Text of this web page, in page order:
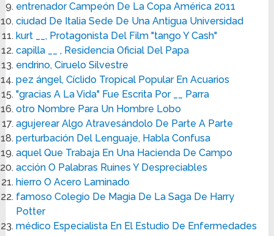
entrenador Campeón De La Copa América 2011
ciudad De Italia Sede De Una Antigua Universidad
kurt __, Protagonista Del Film "tango Y Cash"
capilla __ , Residencia Oficial Del Papa
endrino, Ciruelo Silvestre
pez ángel, Cíclido Tropical Popular En Acuarios
"gracias A La Vida" Fue Escrita Por __ Parra
otro Nombre Para Un Hombre Lobo
agujerear Algo Atravesándolo De Parte A Parte
perturbación Del Lenguaje, Habla Confusa
aquel Que Trabaja En Una Hacienda De Campo
acción O Palabras Ruines Y Despreciables
hierro O Acero Laminado
famoso Colegio De Magia De La Saga De Harry
Potter
médico Especialista En El Estudio De Enfermedades